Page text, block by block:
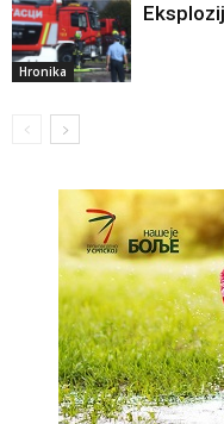
Hronika